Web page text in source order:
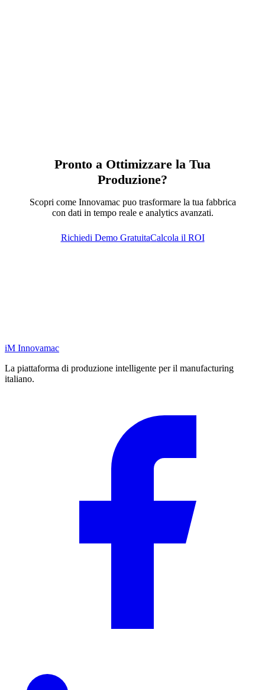
Pronto a Ottimizzare la Tua
Produzione?
Scopri come Innovamac puo trasformare la tua fabbrica
con dati in tempo reale e analytics avanzati.
Richiedi Demo GratuitaCalcola il ROI
iM Innovamac
La piattaforma di produzione intelligente per il manufacturing
italiano.